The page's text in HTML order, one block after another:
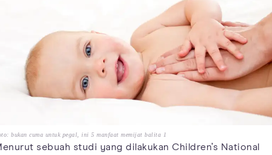
bukan cuma untuk pegal, ini 5 manfaat memijat balita 1
sebuah studi yang dilakukan Children’s National